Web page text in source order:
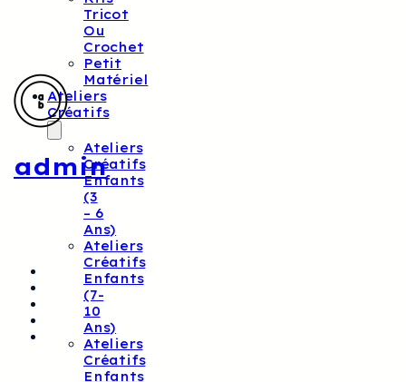
Tricot
Ou
Crochet
Petit
Matériel
Ateliers
Créatifs
Ateliers
Créatifs
Enfants
(3
– 6
Ans)
Ateliers
Créatifs
Enfants
(7-
10
Ans)
Ateliers
Créatifs
Enfants
admin